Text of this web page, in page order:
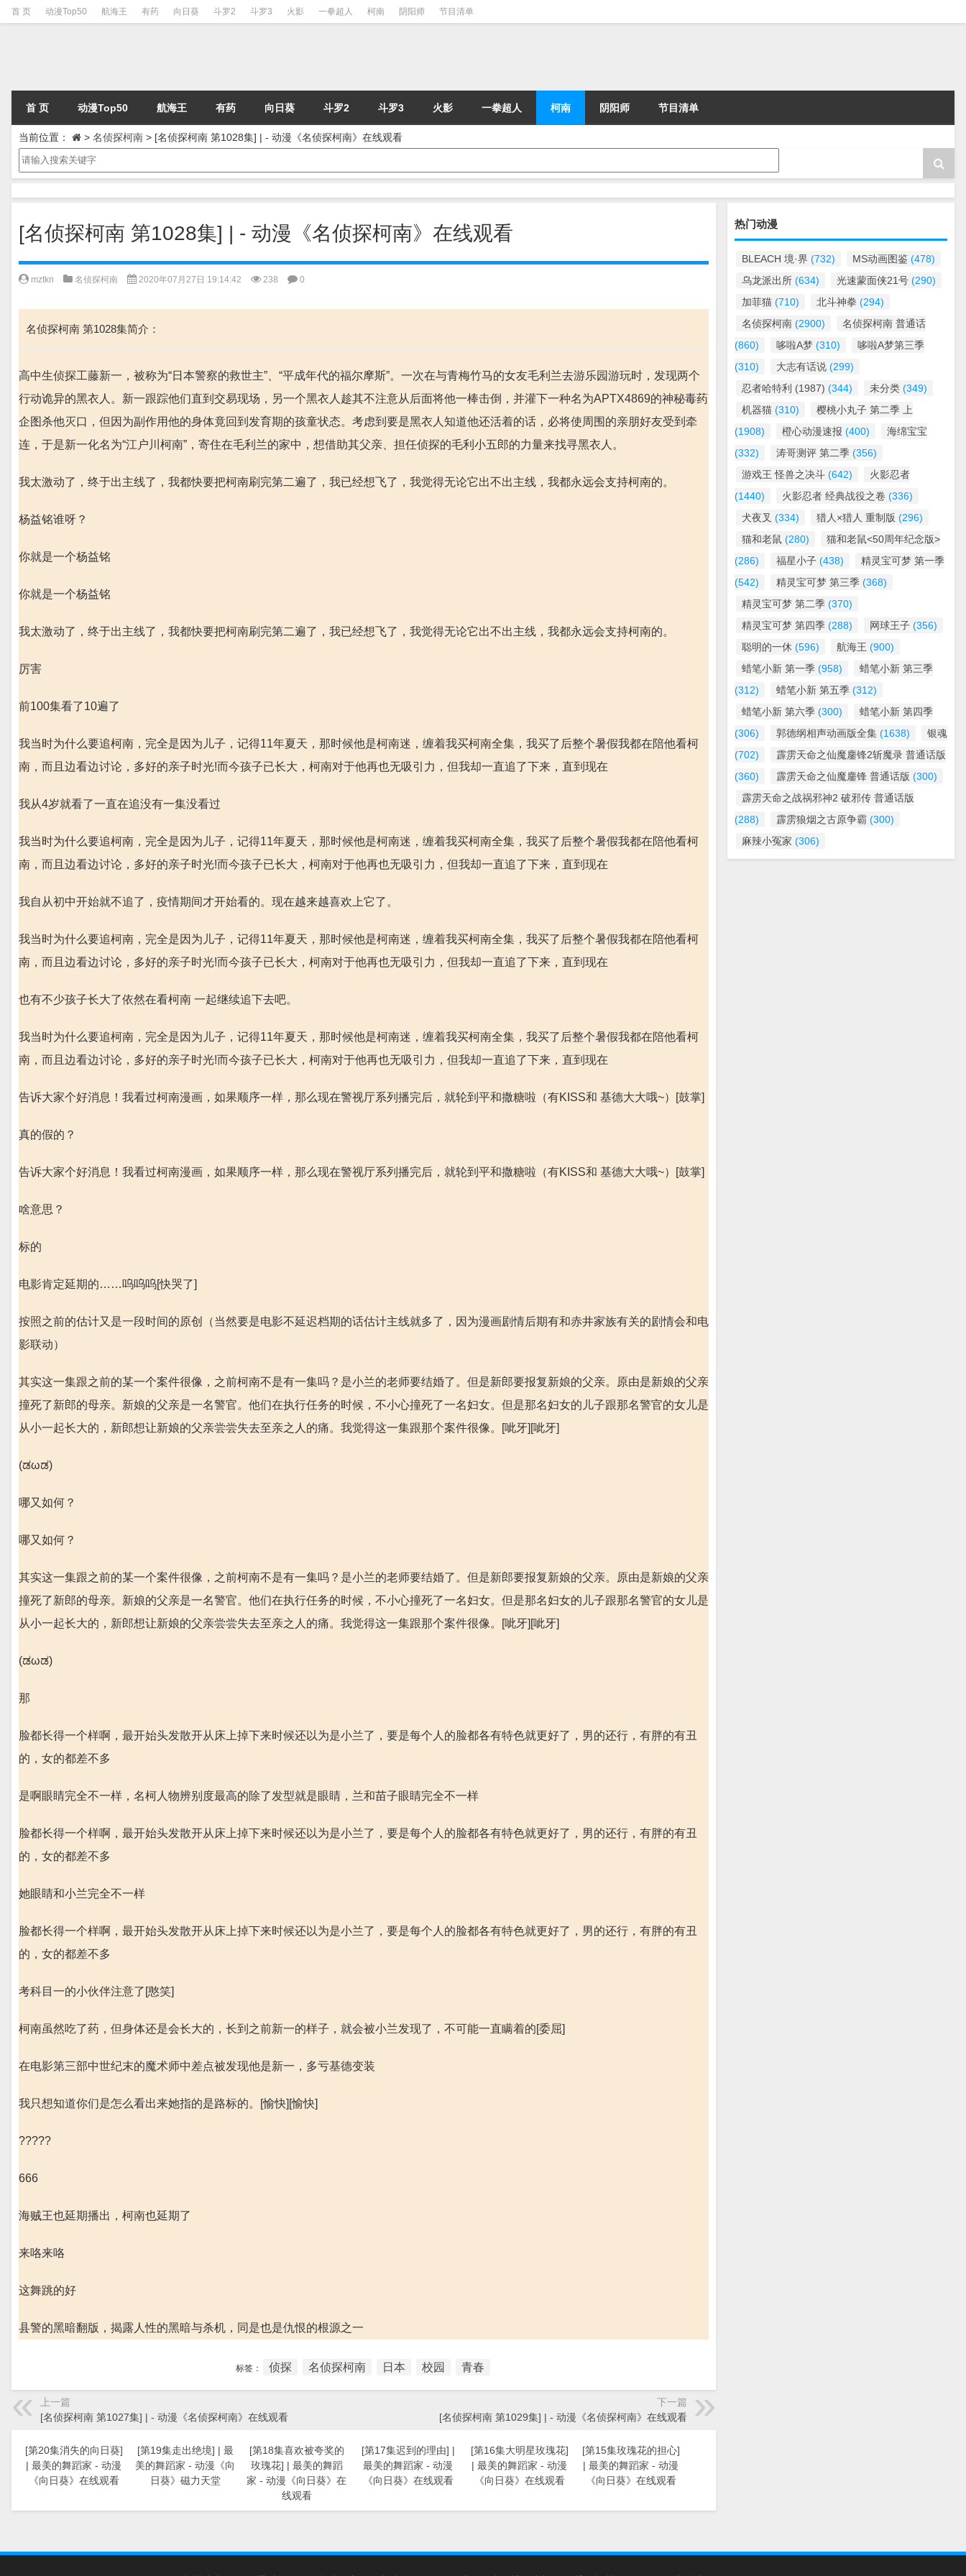
首 页 动漫Top50 航海王 有药 向日葵 斗罗2 斗罗3 火影 一拳超人 柯南 阴阳师 节目清单
首 页 动漫Top50 航海王 有药 向日葵 斗罗2 斗罗3 火影 一拳超人 柯南 阴阳师 节目清单
当前位置： > 名侦探柯南 > [名侦探柯南 第1028集] | - 动漫《名侦探柯南》在线观看
[名侦探柯南 第1028集] | - 动漫《名侦探柯南》在线观看
mztkn 名侦探柯南 2020年07月27日 19:14:42 238 0
名侦探柯南 第1028集简介：
高中生侦探工藤新一，被称为“日本警察的救世主”、“平成年代的福尔摩斯”。一次在与青梅竹马的女友毛利兰去游乐园游玩时，发现两个
行动诡异的黑衣人。新一跟踪他们直到交易现场，另一个黑衣人趁其不注意从后面将他一棒击倒，并灌下一种名为APTX4869的神秘毒药
企图杀他灭口，但因为副作用他的身体竟回到发育期的孩童状态。考虑到要是黑衣人知道他还活着的话，必将使周围的亲朋好友受到牵
连，于是新一化名为“江户川柯南”，寄住在毛利兰的家中，想借助其父亲、担任侦探的毛利小五郎的力量来找寻黑衣人。
我太激动了，终于出主线了，我都快要把柯南刷完第二遍了，我已经想飞了，我觉得无论它出不出主线，我都永远会支持柯南的。
杨益铭谁呀？
你就是一个杨益铭
你就是一个杨益铭
我太激动了，终于出主线了，我都快要把柯南刷完第二遍了，我已经想飞了，我觉得无论它出不出主线，我都永远会支持柯南的。
厉害
前100集看了10遍了
我当时为什么要追柯南，完全是因为儿子，记得11年夏天，那时候他是柯南迷，缠着我买柯南全集，我买了后整个暑假我都在陪他看柯
南，而且边看边讨论，多好的亲子时光!而今孩子已长大，柯南对于他再也无吸引力，但我却一直追了下来，直到现在
我从4岁就看了一直在追没有一集没看过
我当时为什么要追柯南，完全是因为儿子，记得11年夏天，那时候他是柯南迷，缠着我买柯南全集，我买了后整个暑假我都在陪他看柯
南，而且边看边讨论，多好的亲子时光!而今孩子已长大，柯南对于他再也无吸引力，但我却一直追了下来，直到现在
我自从初中开始就不追了，疫情期间才开始看的。现在越来越喜欢上它了。
我当时为什么要追柯南，完全是因为儿子，记得11年夏天，那时候他是柯南迷，缠着我买柯南全集，我买了后整个暑假我都在陪他看柯
南，而且边看边讨论，多好的亲子时光!而今孩子已长大，柯南对于他再也无吸引力，但我却一直追了下来，直到现在
也有不少孩子长大了依然在看柯南 一起继续追下去吧。
我当时为什么要追柯南，完全是因为儿子，记得11年夏天，那时候他是柯南迷，缠着我买柯南全集，我买了后整个暑假我都在陪他看柯
南，而且边看边讨论，多好的亲子时光!而今孩子已长大，柯南对于他再也无吸引力，但我却一直追了下来，直到现在
告诉大家个好消息！我看过柯南漫画，如果顺序一样，那么现在警视厅系列播完后，就轮到平和撒糖啦（有KISS和 基德大大哦~）[鼓掌]
真的假的？
告诉大家个好消息！我看过柯南漫画，如果顺序一样，那么现在警视厅系列播完后，就轮到平和撒糖啦（有KISS和 基德大大哦~）[鼓掌]
啥意思？
标的
电影肯定延期的……呜呜呜[快哭了]
按照之前的估计又是一段时间的原创（当然要是电影不延迟档期的话估计主线就多了，因为漫画剧情后期有和赤井家族有关的剧情会和电
影联动）
其实这一集跟之前的某一个案件很像，之前柯南不是有一集吗？是小兰的老师要结婚了。但是新郎要报复新娘的父亲。原由是新娘的父亲
撞死了新郎的母亲。新娘的父亲是一名警官。他们在执行任务的时候，不小心撞死了一名妇女。但是那名妇女的儿子跟那名警官的女儿是
从小一起长大的，新郎想让新娘的父亲尝尝失去至亲之人的痛。我觉得这一集跟那个案件很像。[呲牙][呲牙]
(ಡωಡ)
哪又如何？
哪又如何？
其实这一集跟之前的某一个案件很像，之前柯南不是有一集吗？是小兰的老师要结婚了。但是新郎要报复新娘的父亲。原由是新娘的父亲
撞死了新郎的母亲。新娘的父亲是一名警官。他们在执行任务的时候，不小心撞死了一名妇女。但是那名妇女的儿子跟那名警官的女儿是
从小一起长大的，新郎想让新娘的父亲尝尝失去至亲之人的痛。我觉得这一集跟那个案件很像。[呲牙][呲牙]
(ಡωಡ)
那
脸都长得一个样啊，最开始头发散开从床上掉下来时候还以为是小兰了，要是每个人的脸都各有特色就更好了，男的还行，有胖的有丑
的，女的都差不多
是啊眼睛完全不一样，名柯人物辨别度最高的除了发型就是眼睛，兰和苗子眼睛完全不一样
脸都长得一个样啊，最开始头发散开从床上掉下来时候还以为是小兰了，要是每个人的脸都各有特色就更好了，男的还行，有胖的有丑
的，女的都差不多
她眼睛和小兰完全不一样
脸都长得一个样啊，最开始头发散开从床上掉下来时候还以为是小兰了，要是每个人的脸都各有特色就更好了，男的还行，有胖的有丑
的，女的都差不多
考科目一的小伙伴注意了[憨笑]
柯南虽然吃了药，但身体还是会长大的，长到之前新一的样子，就会被小兰发现了，不可能一直瞒着的[委屈]
在电影第三部中世纪末的魔术师中差点被发现他是新一，多亏基德变装
我只想知道你们是怎么看出来她指的是路标的。[愉快][愉快]
?????
666
海贼王也延期播出，柯南也延期了
来咯来咯
这舞跳的好
县警的黑暗翻版，揭露人性的黑暗与杀机，同是也是仇恨的根源之一
标签： 侦探 名侦探柯南 日本 校园 青春
上一篇
[名侦探柯南 第1027集] | - 动漫《名侦探柯南》在线观看
下一篇
[名侦探柯南 第1029集] | - 动漫《名侦探柯南》在线观看
[第20集消失的向日葵]
| 最美的舞蹈家 - 动漫
《向日葵》在线观看
[第19集走出绝境] | 最
美的舞蹈家 - 动漫《向
日葵》磁力天堂
[第18集喜欢被夸奖的
玫瑰花] | 最美的舞蹈
家 - 动漫《向日葵》在
线观看
[第17集迟到的理由] |
最美的舞蹈家 - 动漫
《向日葵》在线观看
[第16集大明星玫瑰花]
| 最美的舞蹈家 - 动漫
《向日葵》在线观看
[第15集玫瑰花的担心]
| 最美的舞蹈家 - 动漫
《向日葵》在线观看
热门动漫
BLEACH 境·界 (732) MS动画图鉴 (478)
乌龙派出所 (634) 光速蒙面侠21号 (290)
加菲猫 (710) 北斗神拳 (294)
名侦探柯南 (2900)
名侦探柯南 普通话
(860)
哆啦A梦 (310)
哆啦A梦第三季
(310)
大志有话说 (299)
忍者哈特利 (1987) (344) 未分类 (349)
机器猫 (310)
樱桃小丸子 第二季 上
(1908)
橙心动漫速报 (400)
海绵宝宝
(332)
涛哥测评 第二季 (356)
游戏王 怪兽之决斗 (642)
火影忍者
(1440)
火影忍者 经典战役之卷 (336)
犬夜叉 (334) 猎人×猎人 重制版 (296)
猫和老鼠 (280)
猫和老鼠<50周年纪念版>
(286)
福星小子 (438)
精灵宝可梦 第一季
(542)
精灵宝可梦 第三季 (368)
精灵宝可梦 第二季 (370)
精灵宝可梦 第四季 (288) 网球王子 (356)
聪明的一休 (596) 航海王 (900)
蜡笔小新 第一季 (958)
蜡笔小新 第三季
(312)
蜡笔小新 第五季 (312)
蜡笔小新 第六季 (300)
蜡笔小新 第四季
(306)
郭德纲相声动画版全集 (1638)
银魂
(702)
霹雳天命之仙魔鏖锋2斩魔录 普通话版
(360)
霹雳天命之仙魔鏖锋 普通话版 (300)
霹雳天命之战祸邪神2 破邪传 普通话版
(288)
霹雳狼烟之古原争霸 (300)
麻辣小冤家 (306)